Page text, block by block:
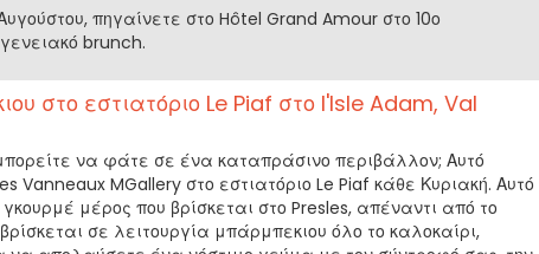
πηγαίνετε στο Hôtel Grand Amour στο 10ο
brunch.
στο εστιατόριο Le Piaf στο l'Isle Adam, Val
να φάτε σε ένα καταπράσινο περιβάλλον; Αυτό
Vanneaux MGallery στο εστιατόριο Le Piaf κάθε Κυριακή. Αυτό
μέρος που βρίσκεται στο Presles, απέναντι από το
σε λειτουργία μπάρμπεκιου όλο το καλοκαίρι,